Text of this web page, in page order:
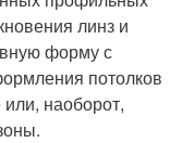
линз и
форму с
потолков
наоборот,